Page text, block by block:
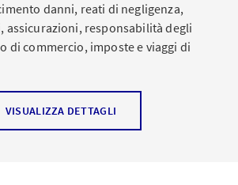
danni, reati di negligenza,
assicurazioni, responsabilità degli
di commercio, imposte e viaggi di
VISUALIZZA DETTAGLI